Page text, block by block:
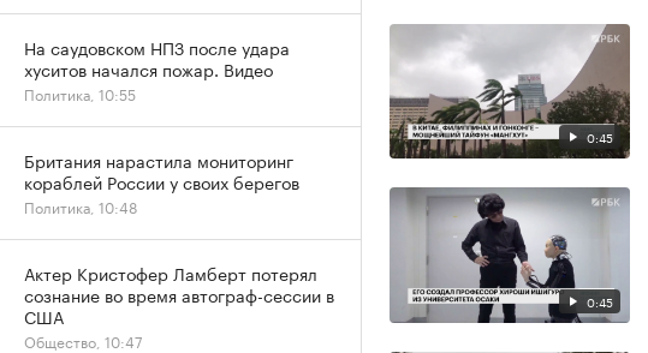
0:45
0:45
На саудовском НПЗ после удара
хуситов начался пожар. Видео
Политика, 10:55
Британия нарастила мониторинг
кораблей России у своих берегов
Политика, 10:48
Актер Кристофер Ламберт потерял
сознание во время автограф-сессии в
США
Общество, 10:47